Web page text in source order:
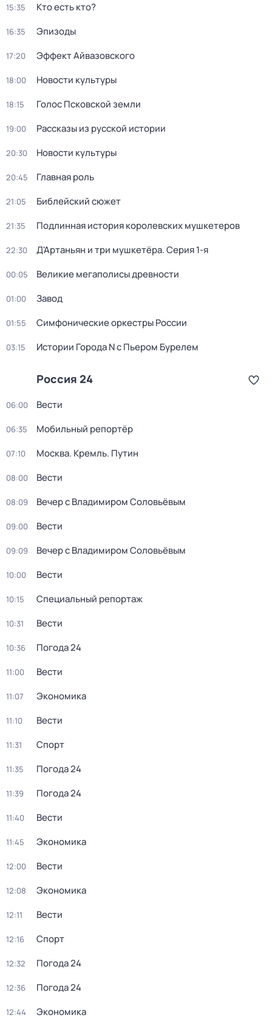
15:35 Кто есть кто?
16:35 Эпизоды
17:20 Эффект Айвазовского
18:00 Новости культуры
18:15 Голос Псковской земли
19:00 Рассказы из русской истории
20:30 Новости культуры
20:45 Главная роль
21:05 Библейский сюжет
21:35 Подлинная история королевских мушкетеров
22:30 Д'Артаньян и три мушкетёра. Серия 1-я
00:05 Великие мегаполисы древности
01:00 Завод
01:55 Симфонические оркестры России
03:15 Истории Города N с Пьером Бурелем
Россия 24
06:00 Вести
06:35 Мобильный репортёр
07:10 Москва. Кремль. Путин
08:00 Вести
08:09 Вечер с Владимиром Соловьёвым
09:00 Вести
09:09 Вечер с Владимиром Соловьёвым
10:00 Вести
10:15 Специальный репортаж
10:31 Вести
10:36 Погода 24
11:00 Вести
11:07 Экономика
11:10 Вести
11:31 Спорт
11:35 Погода 24
11:39 Погода 24
11:40 Вести
11:45 Экономика
12:00 Вести
12:08 Экономика
12:11 Вести
12:16 Спорт
12:32 Погода 24
12:36 Погода 24
12:44 Экономика